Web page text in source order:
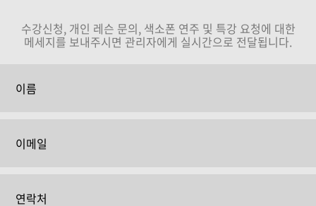
수강신청, 개인 레슨 문의, 색소폰 연주 및 특강 요청에 대한
메세지를 보내주시면 관리자에게 실시간으로 전달됩니다.